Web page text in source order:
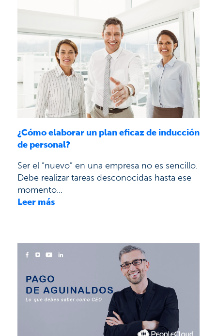
¿Cómo elaborar un plan eficaz de inducción
de personal?
Ser el “nuevo” en una empresa no es sencillo.
Debe realizar tareas desconocidas hasta ese
momento...
Leer más